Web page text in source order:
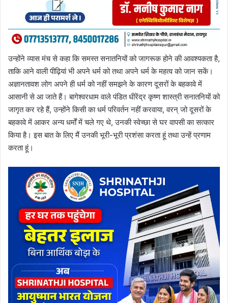
उन्होंने व्यास मंच से कहा कि समस्त सनातनियों को जागरूक होने की आवश्यकता है,
ताकि आने वाली पीढ़ियां भी अपने धर्म को तथा अपने धर्म के महत्व को जान सकें।
अज्ञानतावश लोग अपने ही धर्म को नहीं समझने के कारण दूसरों के बहकावे में
आसानी से आ जाते हैं। बागेश्वरधाम वाले पंडित धीरेंद्र कृष्ण शास्त्री सनातनियों को
जागृत कर रहे हैं, उन्होंने किसी का धर्म परिवर्तन नहीं करवाया, वरन् जो दूसरों के
बहकावे में आकर अन्य धर्मों में चले गए थे, उनकी स्वेच्छा से घर वापसी का सत्कार
किया है। इस बात के लिए मैं उनकी भूरी-भूरी प्रशंसा करता हूं तथा उन्हें प्रणाम
करता हूं।